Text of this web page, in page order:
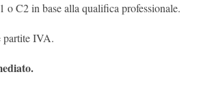
o C2 in base alla qualifica professionale.
partite IVA.